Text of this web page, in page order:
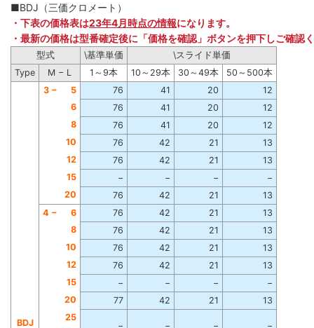
■BDJ（三価クロメート）
・下表の価格表は23年4月時点の情報になります。
・最新の価格は型番確定後に「価格を確認」ボタンを押下しご確認
型式 \基準単価
\スライド単価
Type
M − L 1～9本 10～29本 30～49本 50～500本
BDJ
3 − 5 76 41 20
12
6
76 41 20
12
8
76 41 20
12
10
76 42 21
13
12
76 42 21
13
15
− − −
−
20
76 42 21
13
4 −
6 76 42 21
13
8
76 42 21
13
10
76 42 21
13
12
76 42 21
13
15
− − −
−
20
77 42 21
13
25
−
− −
−